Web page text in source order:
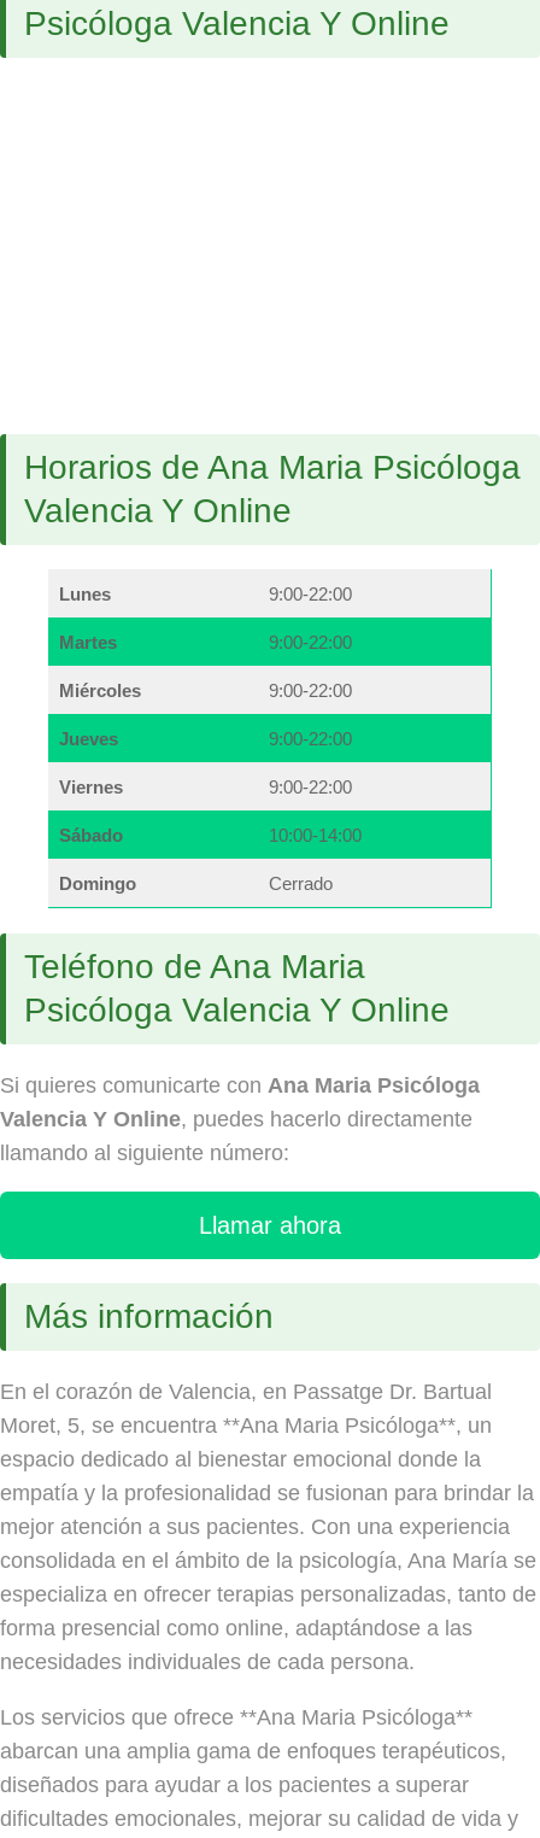
Psicóloga Valencia Y Online
Horarios de Ana Maria Psicóloga
Valencia Y Online
Lunes 9:00-22:00
Martes 9:00-22:00
Miércoles 9:00-22:00
Jueves 9:00-22:00
Viernes 9:00-22:00
Sábado 10:00-14:00
Domingo Cerrado
Teléfono de Ana Maria
Psicóloga Valencia Y Online
Si quieres comunicarte con Ana Maria Psicóloga
Valencia Y Online, puedes hacerlo directamente
llamando al siguiente número:
Llamar ahora
Más información
En el corazón de Valencia, en Passatge Dr. Bartual
Moret, 5, se encuentra **Ana Maria Psicóloga**, un
espacio dedicado al bienestar emocional donde la
empatía y la profesionalidad se fusionan para brindar la
mejor atención a sus pacientes. Con una experiencia
consolidada en el ámbito de la psicología, Ana María se
especializa en ofrecer terapias personalizadas, tanto de
forma presencial como online, adaptándose a las
necesidades individuales de cada persona.
Los servicios que ofrece **Ana Maria Psicóloga**
abarcan una amplia gama de enfoques terapéuticos,
diseñados para ayudar a los pacientes a superar
dificultades emocionales, mejorar su calidad de vida y